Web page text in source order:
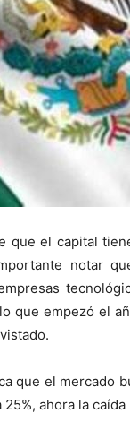
que el capital
notar
que empezó el
que el mercado
ahora la